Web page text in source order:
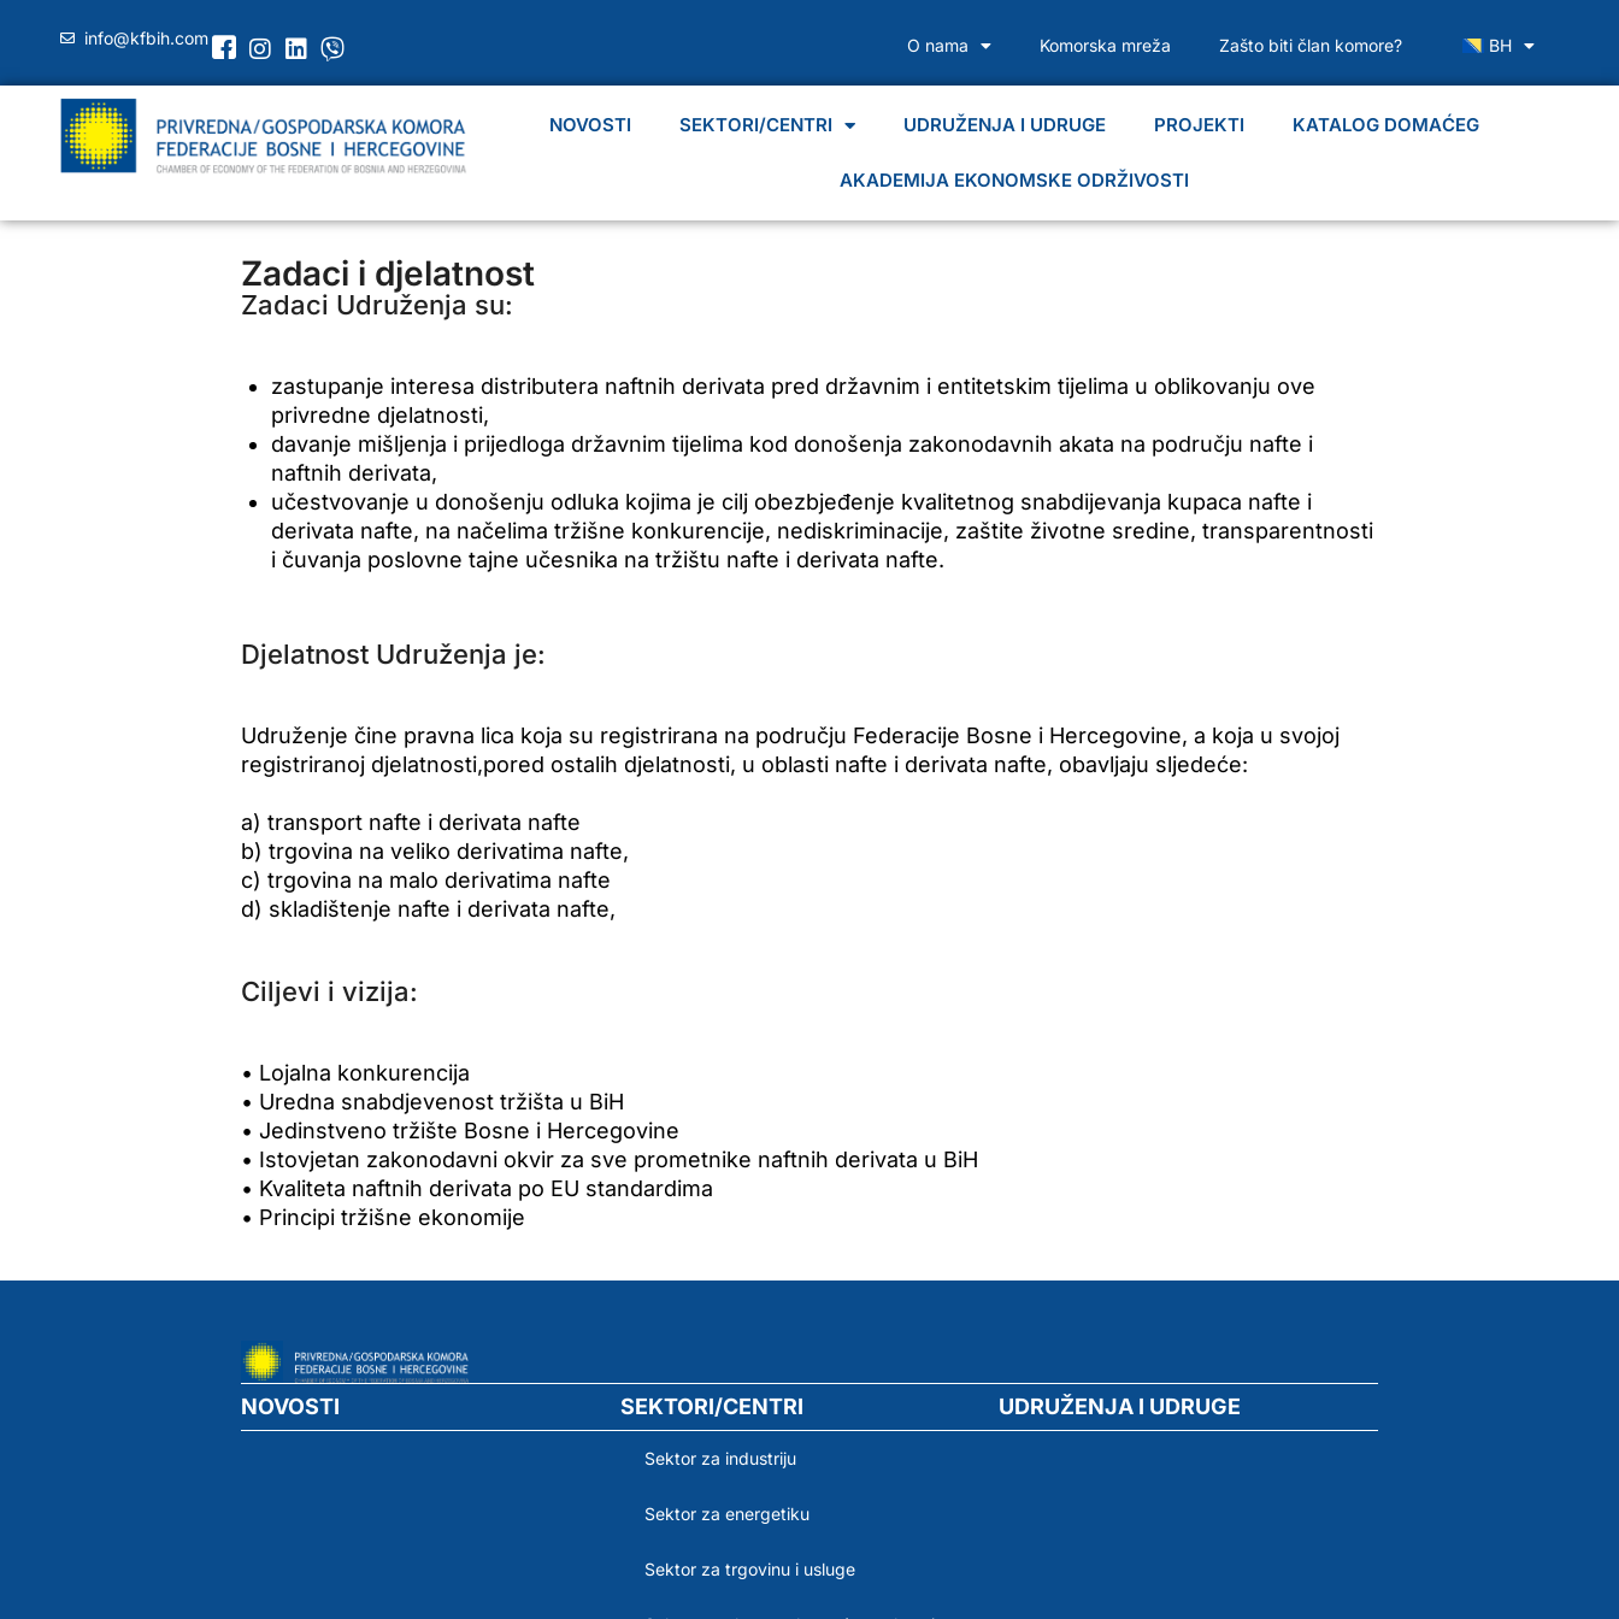
info@kfbih.com O nama Komorska mreža Zašto biti član komore? BH
NOVOSTI SEKTORI/CENTRI UDRUŽENJA I UDRUGE PROJEKTI KATALOG DOMAĆEG
AKADEMIJA EKONOMSKE ODRŽIVOSTI
Zadaci i djelatnost
Zadaci Udruženja su:
zastupanje interesa distributera naftnih derivata pred državnim i entitetskim tijelima u oblikovanju ove
privredne djelatnosti,
davanje mišljenja i prijedloga državnim tijelima kod donošenja zakonodavnih akata na području nafte i
naftnih derivata,
učestvovanje u donošenju odluka kojima je cilj obezbjeđenje kvalitetnog snabdijevanja kupaca nafte i
derivata nafte, na načelima tržišne konkurencije, nediskriminacije, zaštite životne sredine, transparentnosti
i čuvanja poslovne tajne učesnika na tržištu nafte i derivata nafte.
Djelatnost Udruženja je:
Udruženje čine pravna lica koja su registrirana na području Federacije Bosne i Hercegovine, a koja u svojoj
registriranoj djelatnosti,pored ostalih djelatnosti, u oblasti nafte i derivata nafte, obavljaju sljedeće:
a) transport nafte i derivata nafte
b) trgovina na veliko derivatima nafte,
c) trgovina na malo derivatima nafte
d) skladištenje nafte i derivata nafte,
Ciljevi i vizija:
• Lojalna konkurencija
• Uredna snabdjevenost tržišta u BiH
• Jedinstveno tržište Bosne i Hercegovine
• Istovjetan zakonodavni okvir za sve prometnike naftnih derivata u BiH
• Kvaliteta naftnih derivata po EU standardima
• Principi tržišne ekonomije
NOVOSTI SEKTORI/CENTRI
Sektor za industriju
Sektor za energetiku
Sektor za trgovinu i usluge
UDRUŽENJA I UDRUGE